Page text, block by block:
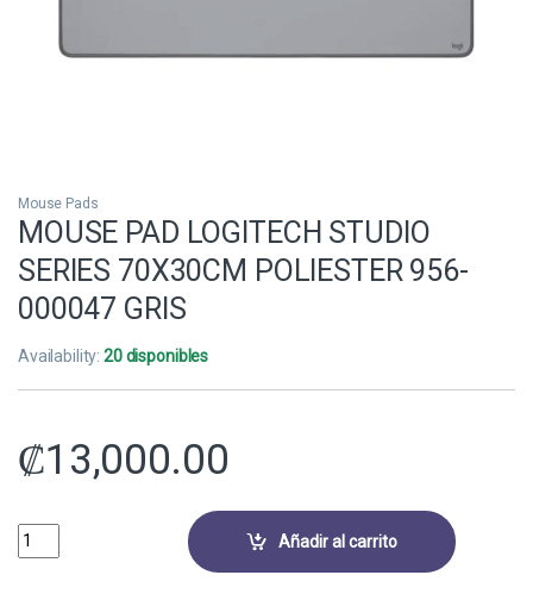
Mouse Pads
MOUSE PAD LOGITECH STUDIO
SERIES 70X30CM POLIESTER 956-
000047 GRIS
Availability:20 disponibles
₡13,000.00
MOUSE PAD LOGITECH STUDIO SERIES 70X30CM POLIESTER 956-
Añadir al carrito